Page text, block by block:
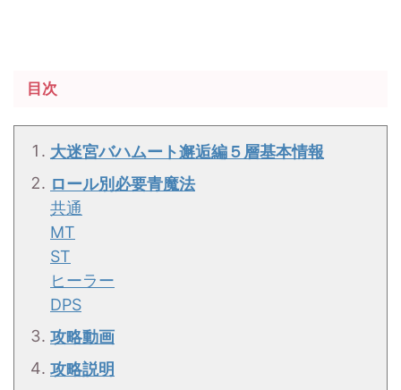
目次
大迷宮バハムート邂逅編５層基本情報
ロール別必要青魔法
共通
MT
ST
ヒーラー
DPS
攻略動画
攻略説明